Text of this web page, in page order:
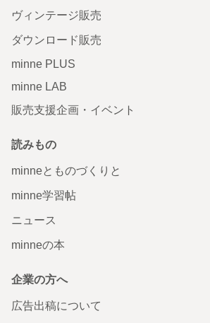
ヴィンテージ販売
ダウンロード販売
minne PLUS
minne LAB
販売支援企画・イベント
読みもの
minneとものづくりと
minne学習帖
ニュース
minneの本
企業の方へ
広告出稿について